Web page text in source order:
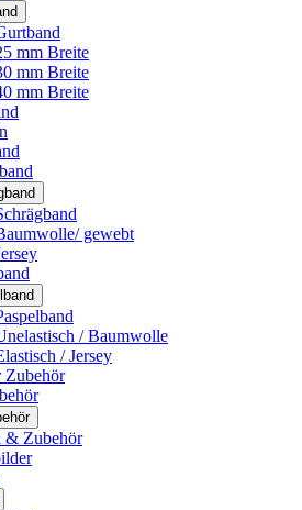
mm Breite
mm Breite
mm Breite
gewebt
/ Baumwolle
/ Jersey
Zubehör
& Zubehör